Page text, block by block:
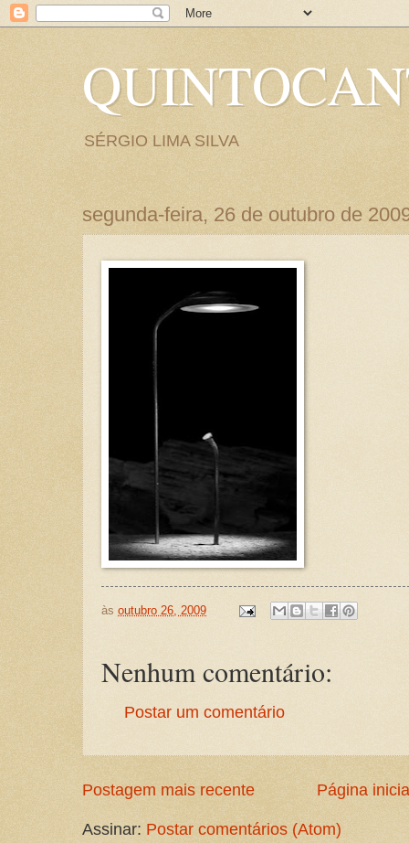
SÉRGIO LIMA SILVA
segunda-feira, 26 de outubro de
às outubro 26, 2009
Nenhum comentário:
Postar um comentário
Postagem mais recente Página
Assinar: Postar comentários (Atom)